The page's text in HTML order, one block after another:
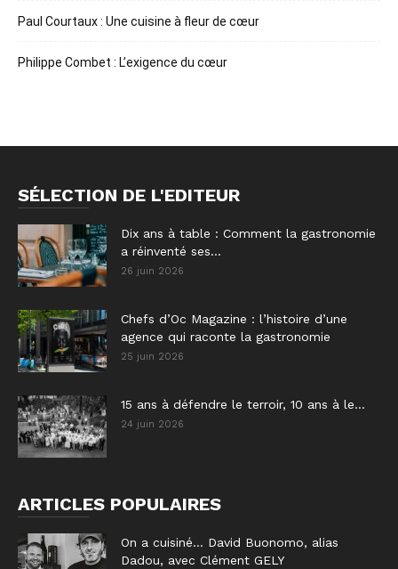
Paul Courtaux : Une cuisine à fleur de cœur
Philippe Combet : L’exigence du cœur
SÉLECTION DE L'EDITEUR
Dix ans à table : Comment la gastronomie
a réinventé ses...
26 juin 2026
Chefs d’Oc Magazine : l’histoire d’une
agence qui raconte la gastronomie
25 juin 2026
15 ans à défendre le terroir, 10 ans à le...
24 juin 2026
ARTICLES POPULAIRES
On a cuisiné… David Buonomo, alias
Dadou, avec Clément GELY